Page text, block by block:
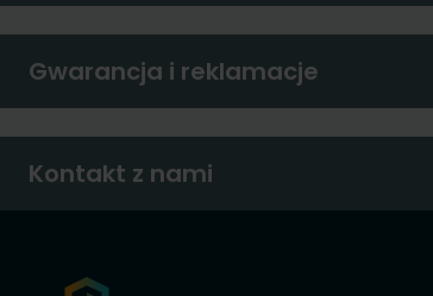
Gwarancja i reklamacje
Kontakt z nami